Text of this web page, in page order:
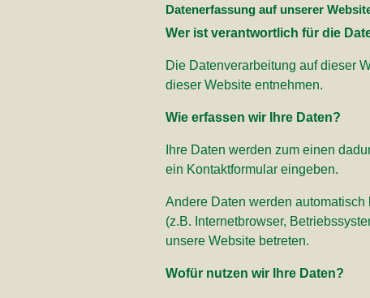
Datenerfassung auf unserer
Wer ist verantwortlich für die
Die Datenverarbeitung auf dieser
dieser Website entnehmen.
Wie erfassen wir Ihre Daten?
Ihre Daten werden zum einen
ein Kontaktformular eingeben.
Andere Daten werden
(z.B. Internetbrowser,
unsere Website betreten.
Wofür nutzen wir Ihre Daten?